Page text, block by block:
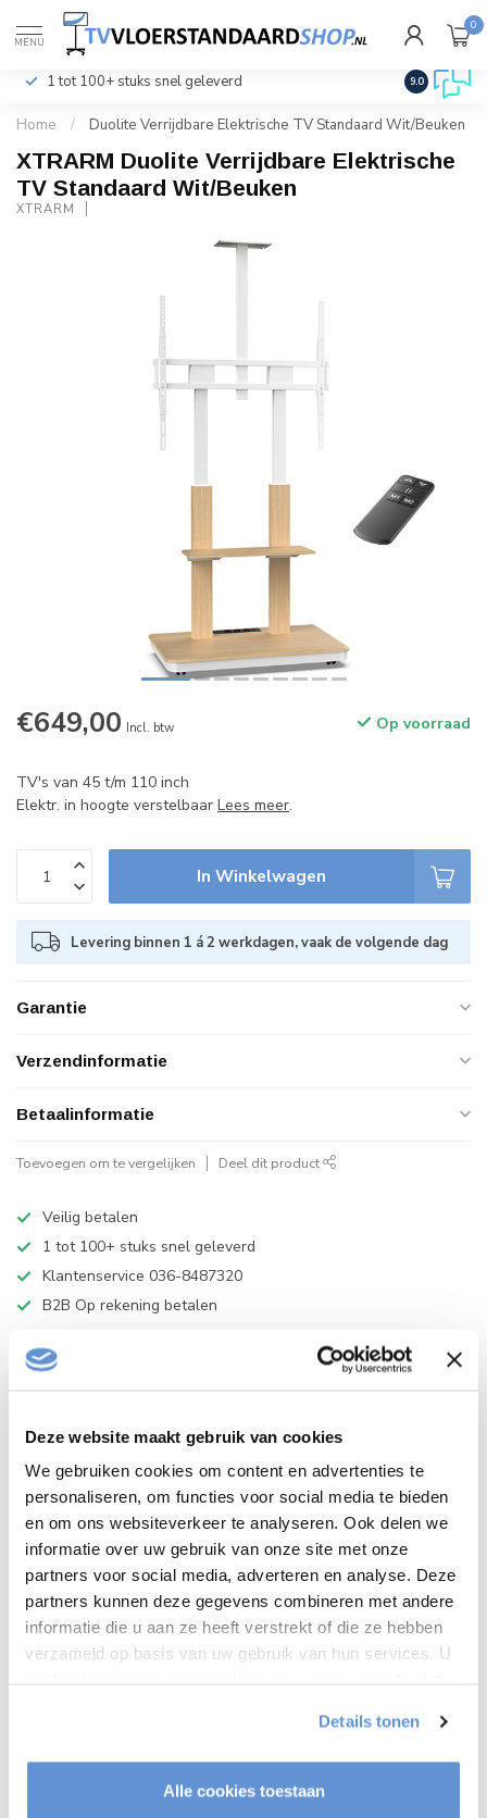
Deze website maakt gebruik van cookies
We gebruiken cookies om content en advertenties te
personaliseren, om functies voor social media te bieden
en om ons websiteverkeer te analyseren. Ook delen we
informatie over uw gebruik van onze site met onze
partners voor social media, adverteren en analyse. Deze
partners kunnen deze gegevens combineren met andere
informatie die u aan ze heeft verstrekt of die ze hebben
verzameld op basis van uw gebruik van hun services. U
Details tonen
Alle cookies toestaan
MENU
0
Incl. btw
1 tot 100+ stuks snel geleverd 9.0
Home / Duolite Verrijdbare Elektrische TV Standaard Wit/Beuken
XTRARM Duolite Verrijdbare Elektrische
TV Standaard Wit/Beuken
XTRARM
€649,00 Incl. btw Op voorraad
TV's van 45 t/m 110 inch
Elektr. in hoogte verstelbaar Lees meer.
In Winkelwagen
Levering binnen 1 á 2 werkdagen, vaak de volgende dag
Garantie
Verzendinformatie
Betaalinformatie
Toevoegen om te vergelijken Deel dit product
Veilig betalen
1 tot 100+ stuks snel geleverd
Klantenservice 036-8487320
B2B Op rekening betalen
Productomschrijving
Product info
Heeft u een vraag over dit product?
Of heeft u hulp nodig bij het bestellen? Neem contact op
met onze klantenserviceinfo@tvvloerstandaardshop.nl
of+31 368487320. We helpen u graag !